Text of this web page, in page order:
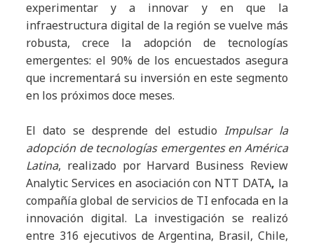
experimentar y a innovar y en que la
infraestructura digital de la región se vuelve más
robusta, crece la adopción de tecnologías
emergentes: el 90% de los encuestados asegura
que incrementará su inversión en este segmento
en los próximos doce meses.
El dato se desprende del estudio Impulsar la
adopción de tecnologías emergentes en América
Latina, realizado por Harvard Business Review
Analytic Services en asociación con NTT DATA, la
compañía global de servicios de TI enfocada en la
innovación digital. La investigación se realizó
entre 316 ejecutivos de Argentina, Brasil, Chile,